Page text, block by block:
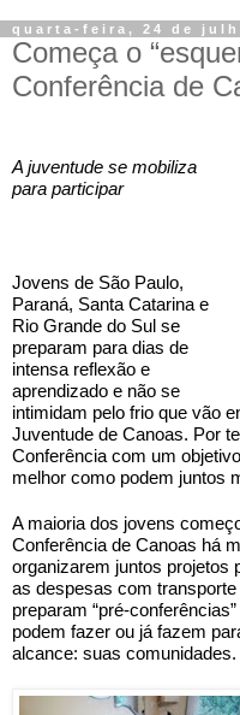
quarta-feira, 24 de
Começa o
Conferência de
A juventude se mobiliza
para participar
Jovens de São Paulo,
Paraná, Santa Catarina e
Rio Grande do Sul se
preparam para dias de
intensa reflexão e
aprendizado e não se
intimidam pelo frio que vão
Juventude de Canoas. Por
Conferência com um
melhor como podem juntos
A maioria dos jovens
Conferência de Canoas há
organizarem juntos projetos
as despesas com
preparam “pré-
podem fazer ou já fazem
alcance: suas comunidades.